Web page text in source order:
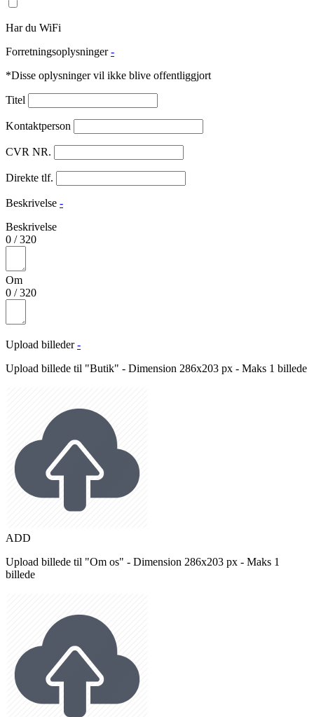
Har du WiFi
Forretningsoplysninger -
*Disse oplysninger vil ikke blive offentliggjort
Titel
Kontaktperson
CVR NR.
Direkte tlf.
Beskrivelse -
Beskrivelse
0 /320
Om
0 /320
Upload billeder -
Upload billede til "Butik" - Dimension 286x203 px - Maks 1 billede
ADD
Upload billede til "Om os" - Dimension 286x203 px - Maks 1
billede